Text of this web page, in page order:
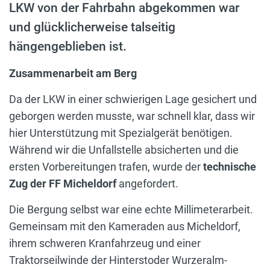
LKW von der Fahrbahn abgekommen war
und glücklicherweise talseitig
hängengeblieben ist.
Zusammenarbeit am Berg
Da der LKW in einer schwierigen Lage gesichert und
geborgen werden musste, war schnell klar, dass wir
hier Unterstützung mit Spezialgerät benötigen.
Während wir die Unfallstelle absicherten und die
ersten Vorbereitungen trafen, wurde dertechnische
Zug der FF Micheldorfangefordert.
Die Bergung selbst war eine echte Millimeterarbeit.
Gemeinsam mit den Kameraden aus Micheldorf,
ihrem schweren Kranfahrzeug und einer
Traktorseilwinde der Hinterstoder Wurzeralm-